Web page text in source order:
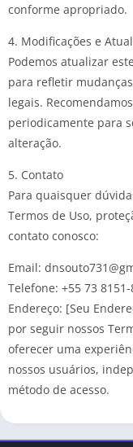
conforme apropriado.
4. Modificações e
Podemos atualizar
para refletir
legais.
periodicamente para
alteração.
5. Contato
Para quaisquer
Termos de Uso,
contato conosco:
Email:
Telefone: +55 73 8151-
Endereço: [Seu
por seguir nossos
oferecer uma
nossos usuários,
método de acesso.